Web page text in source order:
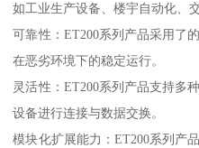
如工业生产设备、楼宇自动化、
可靠性：ET200系列产品采用了
在恶劣环境下的稳定运行。
灵活性：ET200系列产品支持多
设备进行连接与数据交换。
模块化扩展能力：ET200系列产